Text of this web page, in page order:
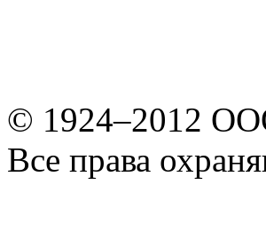
© 1924–2012
Все права